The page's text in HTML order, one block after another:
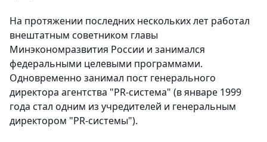
На протяжении последних нескольких лет работал
внештатным советником главы
Минэкономразвития России и занимался
федеральными целевыми программами.
Одновременно занимал пост генерального
директора агентства "PR-система" (в январе 1999
года стал одним из учредителей и генеральным
директором "PR-системы").